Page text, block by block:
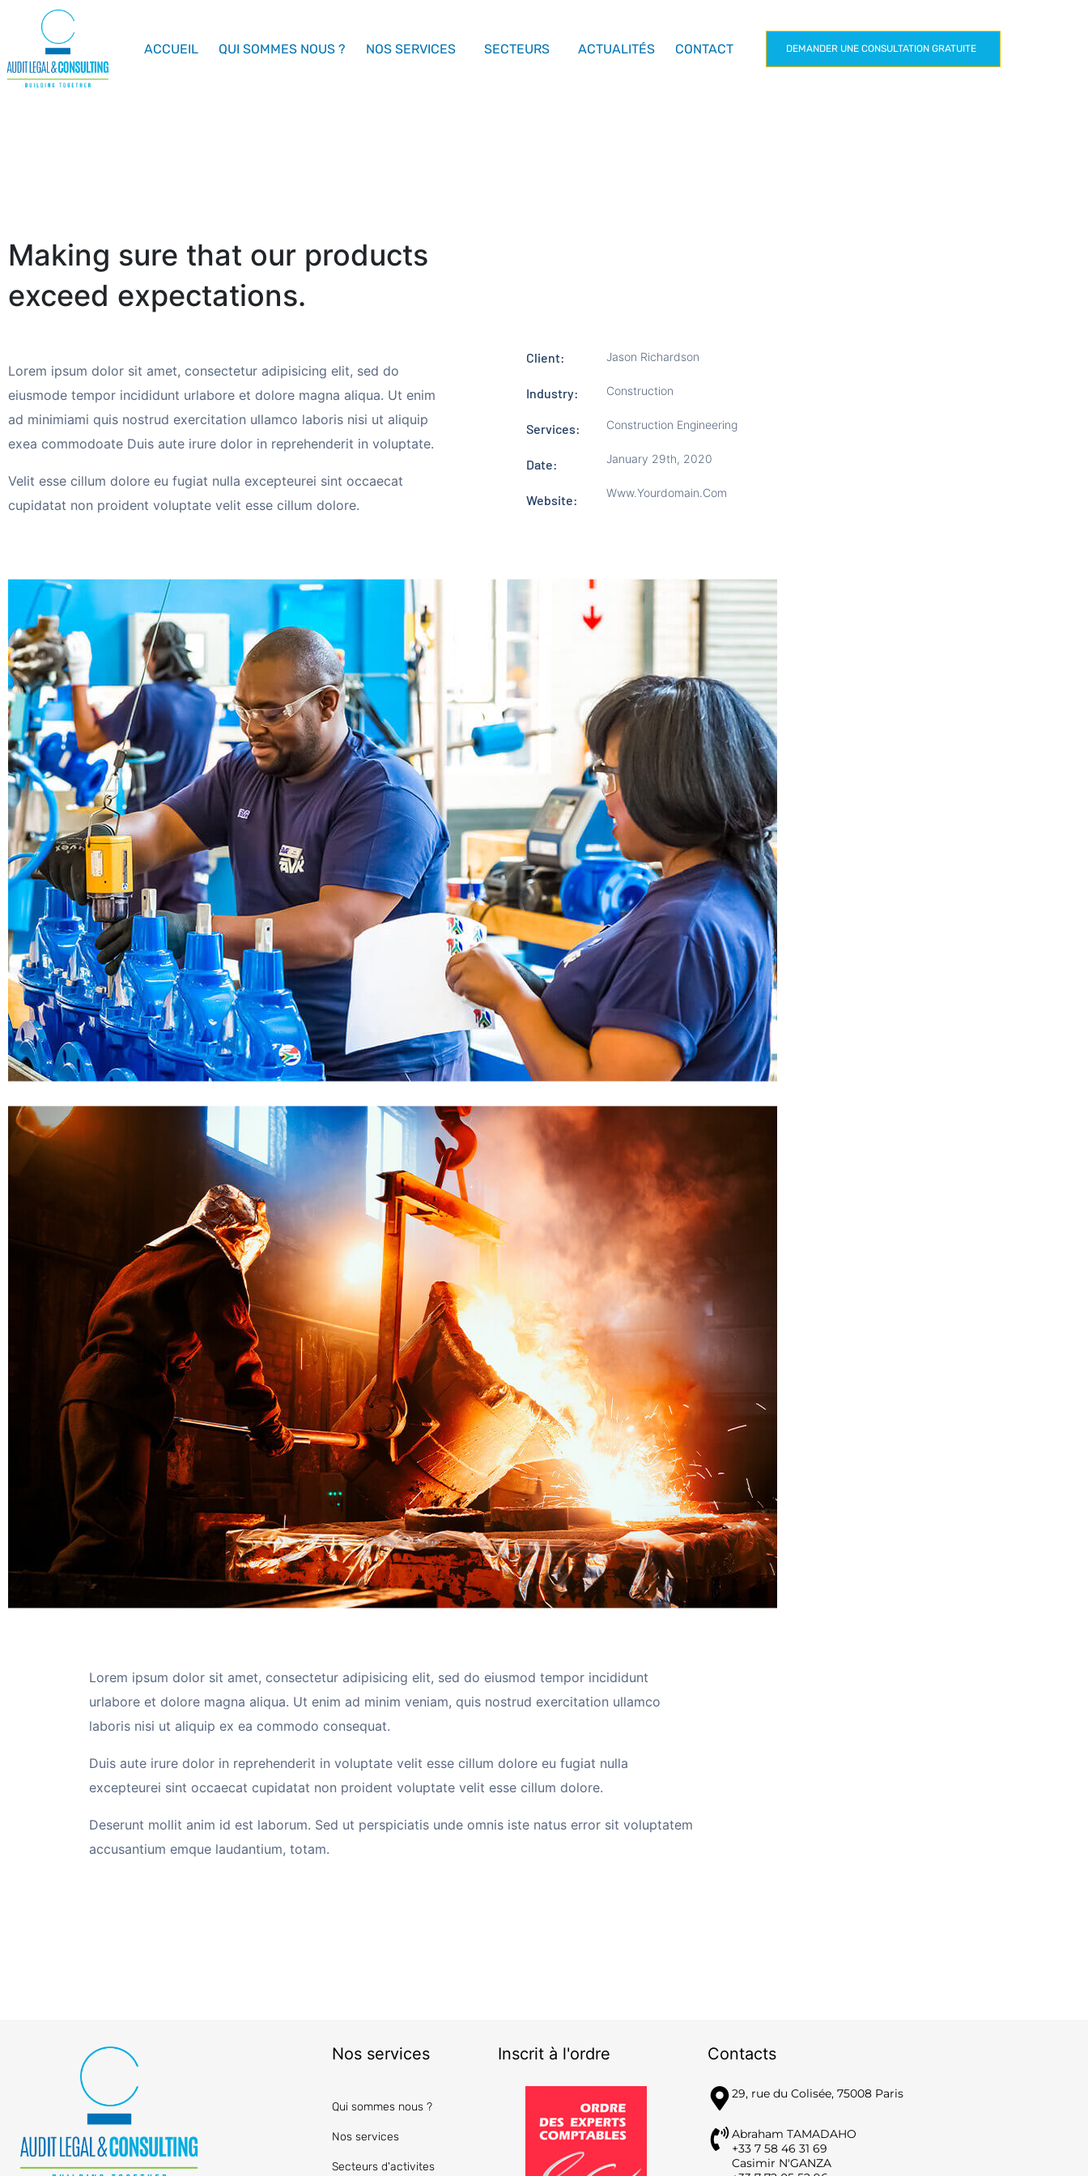
ACCUEIL QUI SOMMES NOUS ? NOS SERVICES SECTEURS ACTUALITÉS CONTACT DEMANDER UNE CONSULTATION GRATUITE
Making sure that our products
exceed expectations.
Lorem ipsum dolor sit amet, consectetur adipisicing elit, sed do
eiusmode tempor incididunt urlabore et dolore magna aliqua. Ut enim
ad minimiami quis nostrud exercitation ullamco laboris nisi ut aliquip
exea commodoate Duis aute irure dolor in reprehenderit in voluptate.
Velit esse cillum dolore eu fugiat nulla excepteurei sint occaecat
cupidatat non proident voluptate velit esse cillum dolore.
Client:
Industry:
Services:
Date:
Website:
Jason Richardson
Construction
Construction Engineering
January 29th, 2020
Www.yourdomain.com
Lorem ipsum dolor sit amet, consectetur adipisicing elit, sed do eiusmod tempor incididunt
urlabore et dolore magna aliqua. Ut enim ad minim veniam, quis nostrud exercitation ullamco
laboris nisi ut aliquip ex ea commodo consequat.
Duis aute irure dolor in reprehenderit in voluptate velit esse cillum dolore eu fugiat nulla
excepteurei sint occaecat cupidatat non proident voluptate velit esse cillum dolore.
Deserunt mollit anim id est laborum. Sed ut perspiciatis unde omnis iste natus error sit voluptatem
accusantium emque laudantium, totam.
Nos services
Qui sommes nous ?
Nos services
Secteurs d'activites
Inscrit à l'ordre Contacts
29, rue du Colisée, 75008 Paris
Abraham TAMADAHO
‪+33 7 58 46 31 69
Casimir N'GANZA